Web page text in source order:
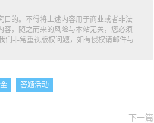
的。不得将上述内容用于商业或者非法
，随之而来的风险与本站无关，您必须
们非常重视版权问题，如有侵权请邮件与
答题活动
下一篇